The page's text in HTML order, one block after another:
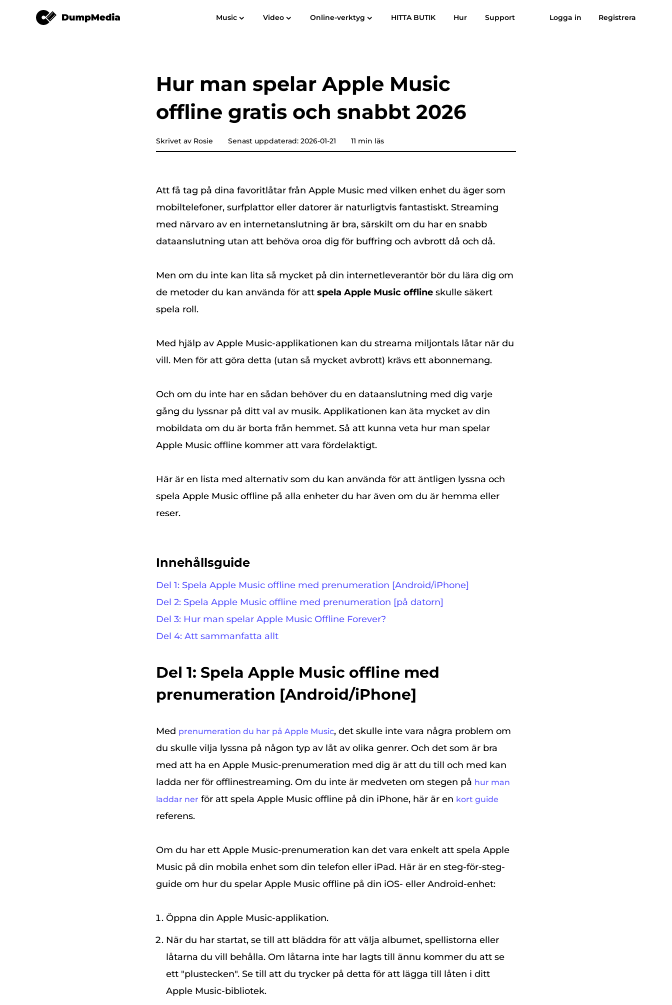
Music
Apple Music Converter YouTube Music Converter
Amazon Music Converter Hörbar omvandlare
Pandora Music Converter
Video Online-verktyg HITTA BUTIK Hur Support Logga in Registrera
Apple Music Converter Användarhandbok Vanliga frågor Omdömen Gratis nedladdning Köp nu
Hur man spelar Apple Music
offline gratis och snabbt 2026
Skrivet av Rosie Senast uppdaterad: 2026-01-21 11 min läs
Att få tag på dina favoritlåtar från Apple Music med vilken enhet du äger som
mobiltelefoner, surfplattor eller datorer är naturligtvis fantastiskt. Streaming
med närvaro av en internetanslutning är bra, särskilt om du har en snabb
dataanslutning utan att behöva oroa dig för buffring och avbrott då och då.
Men om du inte kan lita så mycket på din internetleverantör bör du lära dig om
de metoder du kan använda för att spela Apple Music offline skulle säkert
spela roll.
Med hjälp av Apple Music-applikationen kan du streama miljontals låtar när du
vill. Men för att göra detta (utan så mycket avbrott) krävs ett abonnemang.
Och om du inte har en sådan behöver du en dataanslutning med dig varje
gång du lyssnar på ditt val av musik. Applikationen kan äta mycket av din
mobildata om du är borta från hemmet. Så att kunna veta hur man spelar
Apple Music offline kommer att vara fördelaktigt.
Här är en lista med alternativ som du kan använda för att äntligen lyssna och
spela Apple Music offline på alla enheter du har även om du är hemma eller
reser.
Innehållsguide
Del 1: Spela Apple Music offline med prenumeration [Android/iPhone]
Del 2: Spela Apple Music offline med prenumeration [på datorn]
Del 3: Hur man spelar Apple Music Offline Forever?
Del 4: Att sammanfatta allt
Del 1: Spela Apple Music offline med
prenumeration [Android/iPhone]
Med prenumeration du har på Apple Music, det skulle inte vara några problem om
du skulle vilja lyssna på någon typ av låt av olika genrer. Och det som är bra
med att ha en Apple Music-prenumeration med dig är att du till och med kan
ladda ner för offlinestreaming. Om du inte är medveten om stegen på hur man
laddar ner för att spela Apple Music offline på din iPhone, här är en kort guide
referens.
Om du har ett Apple Music-prenumeration kan det vara enkelt att spela Apple
Music på din mobila enhet som din telefon eller iPad. Här är en steg-för-steg-
guide om hur du spelar Apple Music offline på din iOS- eller Android-enhet:
Öppna din Apple Music-applikation.
När du har startat, se till att bläddra för att välja albumet, spellistorna eller
låtarna du vill behålla. Om låtarna inte har lagts till ännu kommer du att se
ett "plustecken". Se till att du trycker på detta för att lägga till låten i ditt
Apple Music-bibliotek.